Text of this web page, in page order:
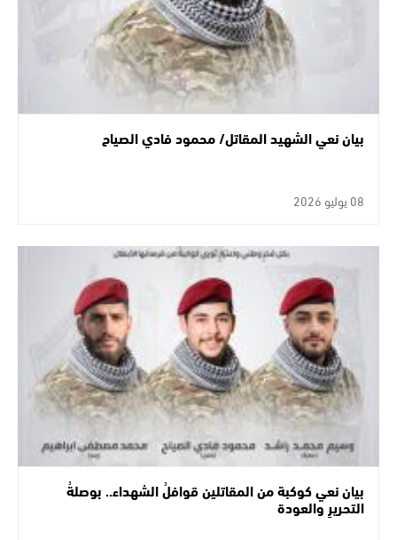
بيان نعي الشهيد المقاتل/ محمود فادي الصياح
08 يوليو 2026
بيان نعي كوكبة من المقاتلين قوافلُ الشهداء.. بوصلةُ
التحريرِ والعودة